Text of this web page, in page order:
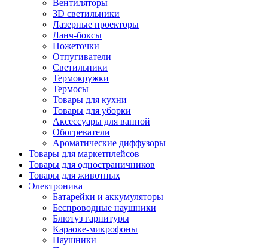
Вентиляторы
3D светильники
Лазерные проекторы
Ланч-боксы
Ножеточки
Отпугиватели
Светильники
Термокружки
Термосы
Товары для кухни
Товары для уборки
Аксессуары для ванной
Обогреватели
Ароматические диффузоры
Товары для маркетплейсов
Товары для одностраничников
Товары для животных
Электроника
Батарейки и аккумуляторы
Беспроводные наушники
Блютуз гарнитуры
Караоке-микрофоны
Наушники